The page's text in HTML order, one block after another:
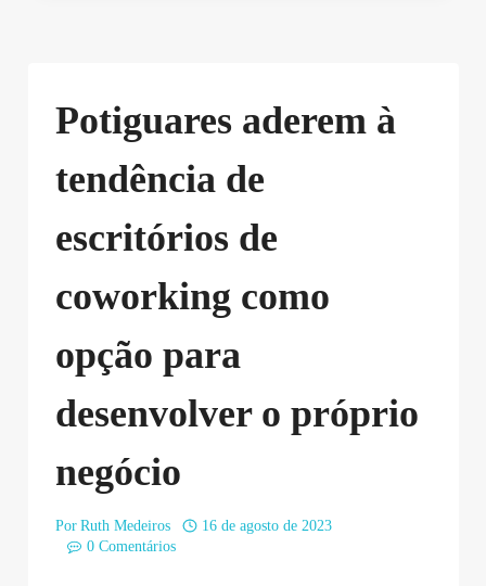
Potiguares aderem à
tendência de
escritórios de
coworking como
opção para
desenvolver o próprio
negócio
Por Ruth Medeiros
16 de agosto de 2023
0 Comentários